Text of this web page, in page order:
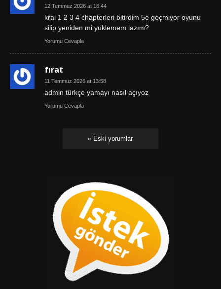
12 Temmuz 2026 at 16:44
kral 1 2 3 4 chapterleri bitirdim 5e geçmiyor oyunu
silip yeniden mi yüklemem lazım?
Yorumu Cevapla
fırat
11 Temmuz 2026 at 13:58
admin türkçe yamayı nasıl açıyoz
Yorumu Cevapla
« Eski yorumlar